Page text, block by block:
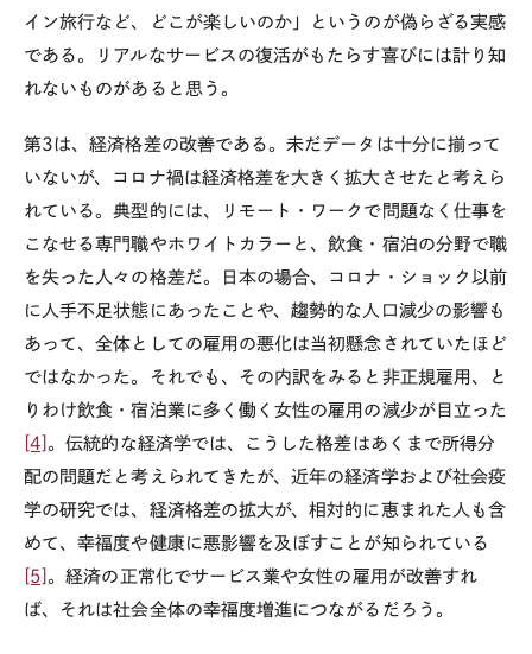
イン旅行など、どこが楽しいのか」というのが偽らざる実感
である。リアルなサービスの復活がもたらす喜びには計り知
れないものがあると思う。
第3は、経済格差の改善である。未だデータは十分に揃って
いないが、コロナ禍は経済格差を大きく拡大させたと考えら
れている。典型的には、リモート・ワークで問題なく仕事を
こなせる専門職やホワイトカラーと、飲食・宿泊の分野で職
を失った人々の格差だ。日本の場合、コロナ・ショック以前
に人手不足状態にあったことや、趨勢的な人口減少の影響も
あって、全体としての雇用の悪化は当初懸念されていたほど
ではなかった。それでも、その内訳をみると非正規雇用、と
りわけ飲食・宿泊業に多く働く女性の雇用の減少が目立った
[4]。伝統的な経済学では、こうした格差はあくまで所得分
配の問題だと考えられてきたが、近年の経済学および社会疫
学の研究では、経済格差の拡大が、相対的に恵まれた人も含
めて、幸福度や健康に悪影響を及ぼすことが知られている
[5]。経済の正常化でサービス業や女性の雇用が改善すれ
ば、それは社会全体の幸福度増進につながるだろう。